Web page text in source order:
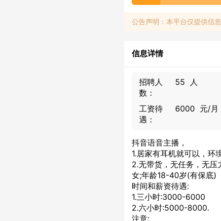
公告声明：本平台仅提供信
信息详情
招聘人
数：
55 人
工资待
遇：
6000 元/月
抖音语音主播，
1.居家有耳机就可以，环
2.无带货，无任务，无
女;年龄18-40岁(有保底)
时间和薪资待遇:
1.三小时:3000-6000
2.六小时:5000-8000.
注意: